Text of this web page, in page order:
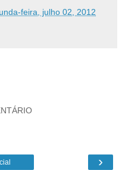
feira, julho 02, 2012
›